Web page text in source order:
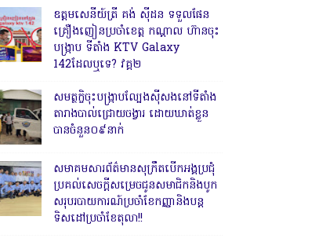
ឧត្តមសេនីយ៍ត្រី គង់ ស៊ីដន ទទួលផែន
គ្រឿងញៀនប្រចាំខេត្ត កណ្តាល ហ៊ានចុះ
បង្ក្រាប ទីតាំង KTV Galaxy
142ដែលឬទេ? វគ្គ២
សមត្ថកិ្ចចុះបង្ក្រាបល្បែងស៊ីសងនៅទីតាំង
តារាងបាល់ជ្រោយចង្វារ ដោយឃាត់ខ្លួន
បានចំនួន០៩នាក់
សមាគមសារព័ត៌មានសុក្រឹតបើកអង្គប្រជុំ
ប្រគល់សេចក្តីសម្រេចជូនសមាជិកនិងបូក
សរុបរបាយការណ៍ប្រចាំខែកញ្ញានិងបន្ត
ទិសដៅប្រចាំខែតុលា!!